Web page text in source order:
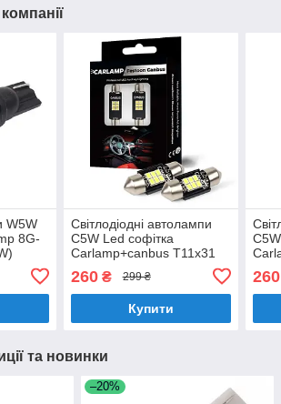
W5W
8G-
Світлодіодні автолампи
C5W Led cофітка
Carlamp+canbus Т11x31
260₴ 299 ₴
Купити
260
та новинки
–20%